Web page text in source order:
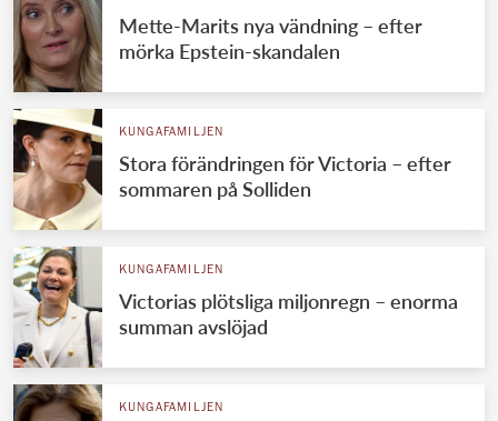
Mette-Marits nya vändning – efter
mörka Epstein-skandalen
KUNGAFAMILJEN
Stora förändringen för Victoria – efter
sommaren på Solliden
KUNGAFAMILJEN
Victorias plötsliga miljonregn – enorma
summan avslöjad
KUNGAFAMILJEN